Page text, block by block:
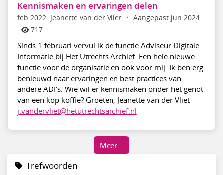
Kennismaken en ervaringen delen
feb 2022 Jeanette van der Vliet ·
Aangepast jun 2024
717
Sinds 1 februari vervul ik de functie Adviseur Digitale
Informatie bij Het Utrechts Archief. Een hele nieuwe
functie voor de organisatie en ook voor mij. Ik ben erg
benieuwd naar ervaringen en best practices van
andere ADI's. Wie wil er kennismaken onder het genot
van een kop koffie? Groeten, Jeanette van der Vliet
j.vandervliet@hetutrechtsarchief.nl
Meer…
Trefwoorden